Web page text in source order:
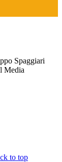
Spaggiari
Media
to top